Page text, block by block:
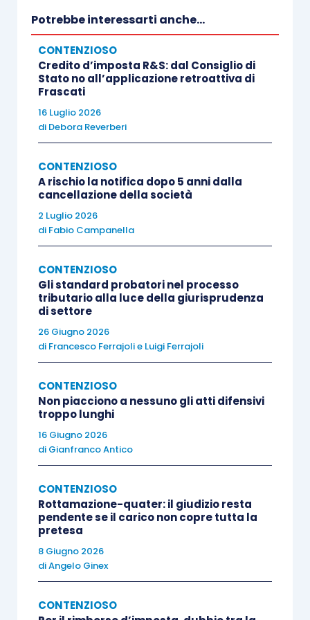
giudiziari e delle violazioni del codice della
strada.
Il caso oggetto della pronuncia, tuttavia,riguarda
una notifica effettuata nel 2012
delle novità introdotte con le richiamate
Le Sezioni Unite della Corte di Cassazione, con le
precedentipronunce n. 299 e 300 del
10.01.2020, in merito al
del nuovo quadro normativo
eseguite secondo le previsioni degliarticoli 137
e ss. c.p.c., ragion per cui è possibile la
raccomandato con avviso di ricevimento e, in tal
caso,il ricorso si intende proposto al momento
della spedizione, ai sensi dell’
comma 2, D.Lgs. 546/1992.
La previsione dell’
così come modificato dalD.Lgs. 58/2011
riservava però esclusivamente a
S.p.A. la notificazione degli atti giudiziari
senza alcuna distinzione in base al richiedente.
Tuttavia, si rende necessario tenere conto anche
delprincipio della libera concorrenzaprevista
dalla disciplina europea, motivo per il quale la
Potrebbe interessarti anche...
CONTENZIOSO
Credito d’imposta R&S: dal Consiglio di
Stato no all’applicazione retroattiva di
Frascati
16 Luglio 2026
di Debora Reverberi
CONTENZIOSO
A rischio la notifica dopo 5 anni dalla
cancellazione della società
2 Luglio 2026
di Fabio Campanella
CONTENZIOSO
Gli standard probatori nel processo
tributario alla luce della giurisprudenza
di settore
26 Giugno 2026
di Francesco Ferrajolie Luigi Ferrajoli
CONTENZIOSO
Non piacciono a nessuno gli atti difensivi
troppo lunghi
16 Giugno 2026
di Gianfranco Antico
CONTENZIOSO
Rottamazione-quater: il giudizio resta
pendente se il carico non copre tutta la
pretesa
8 Giugno 2026
diAngelo Ginex
CONTENZIOSO